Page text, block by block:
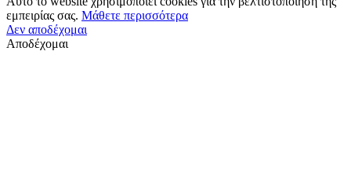
εμπειρίας σας. Μάθετε περισσότερα
Δεν αποδέχομαι
Αποδέχομαι